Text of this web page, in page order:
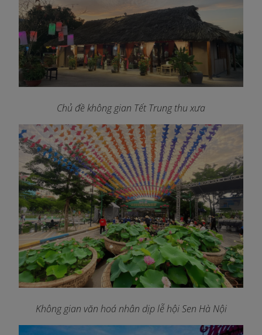
Chủ đề không gian Tết Trung thu xưa
Không gian văn hoá nhân dịp lễ hội Sen Hà Nội